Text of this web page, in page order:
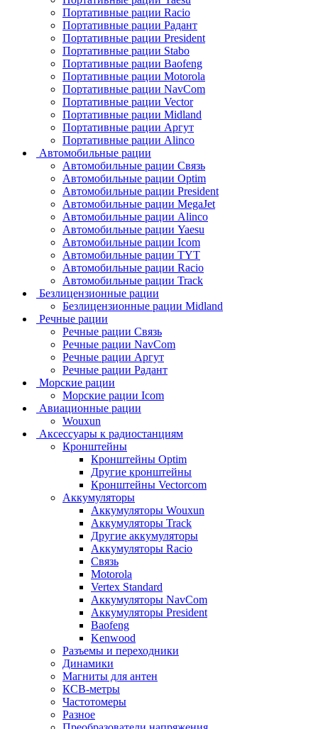
Портативные рации Racio
Портативные рации Радант
Портативные рации President
Портативные рации Stabo
Портативные рации Baofeng
Портативные рации Motorola
Портативные рации NavCom
Портативные рации Vector
Портативные рации Midland
Портативные рации Аргут
Портативные рации Alinco
Автомобильные рации
Автомобильные рации Связь
Автомобильные рации Optim
Автомобильные рации President
Автомобильные рации MegaJet
Автомобильные рации Alinco
Автомобильные рации Yaesu
Автомобильные рации Icom
Автомобильные рации TYT
Автомобильные рации Racio
Автомобильные рации Track
Безлицензионные рации
Безлицензионные рации Midland
Речные рации
Речные рации Связь
Речные рации NavCom
Речные рации Аргут
Речные рации Радант
Морские рации
Морские рации Icom
Авиационные рации
Wouxun
Аксессуары к радиостанциям
Кронштейны
Кронштейны Optim
Другие кронштейны
Кронштейны Vectorcom
Аккумуляторы
Аккумуляторы Wouxun
Аккумуляторы Track
Другие аккумуляторы
Аккумуляторы Racio
Связь
Motorola
Vertex Standard
Аккумуляторы NavCom
Аккумуляторы President
Baofeng
Kenwood
Разъемы и переходники
Динамики
Магниты для антен
КСВ-метры
Частотомеры
Разное